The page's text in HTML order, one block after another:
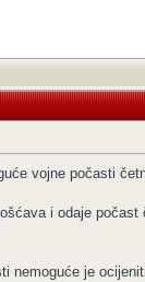
vojne počasti
i odaje
nemoguće je